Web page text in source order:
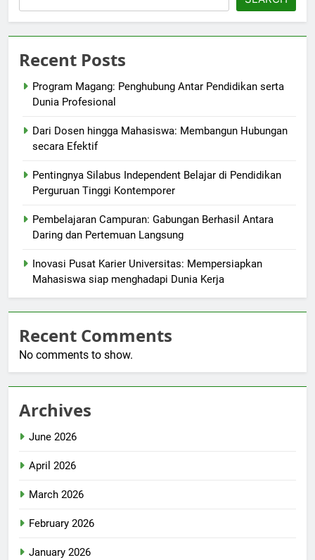
Recent Posts
Program Magang: Penghubung Antar Pendidikan serta
Dunia Profesional
Dari Dosen hingga Mahasiswa: Membangun Hubungan
secara Efektif
Pentingnya Silabus Independent Belajar di Pendidikan
Perguruan Tinggi Kontemporer
Pembelajaran Campuran: Gabungan Berhasil Antara
Daring dan Pertemuan Langsung
Inovasi Pusat Karier Universitas: Mempersiapkan
Mahasiswa siap menghadapi Dunia Kerja
Recent Comments
No comments to show.
Archives
June 2026
April 2026
March 2026
February 2026
January 2026